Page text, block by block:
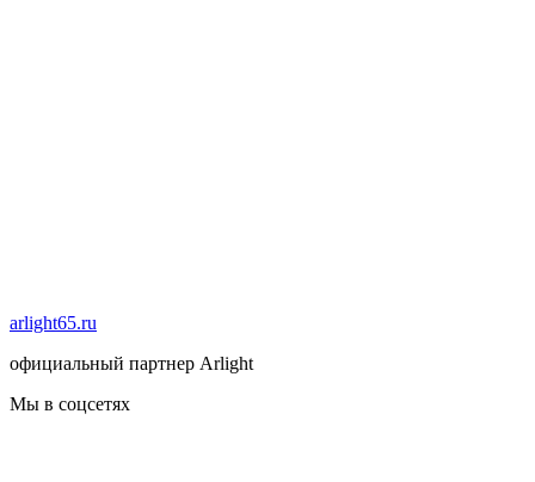
arlight65.ru
официальный партнер Arlight
Мы в соцсетях